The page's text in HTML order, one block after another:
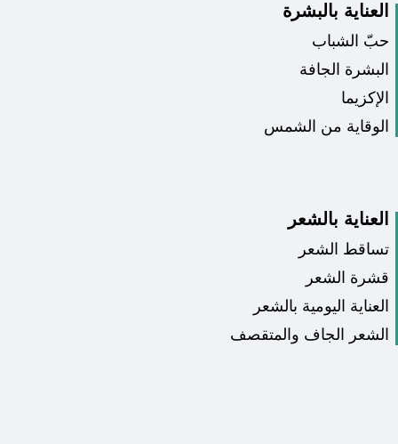
العناية بالبشرة
حبّ الشباب
البشرة الجافة
الإكزيما
الوقاية من الشمس
العناية بالشعر
تساقط الشعر
قشرة الشعر
العناية اليومية بالشعر
الشعر الجاف والمتقصف